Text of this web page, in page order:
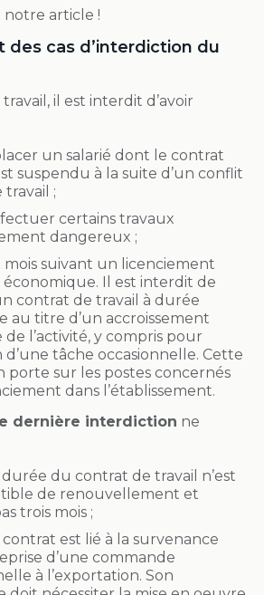
notre article !
des cas d’interdiction du
il est interdit d’avoir
un salarié dont le contrat
suspendu à la suite d’un conflit
;
certains travaux
dangereux ;
mois suivant un licenciement
Il est interdit de
contrat de travail à durée
au titre d’un accroissement
l’activité, y compris pour
d’une tâche occasionnelle. Cette
porte sur les postes concernés
dans l’établissement.
dernière interdiction ne
du contrat de travail n’est
de renouvellement et
trois mois ;
est lié à la survenance
d’une commande
à l’exportation. Son